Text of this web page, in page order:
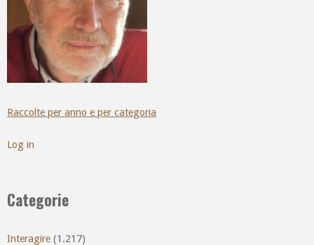
Raccolte per anno e per categoria
Log in
Categorie
Interagire (1.217)